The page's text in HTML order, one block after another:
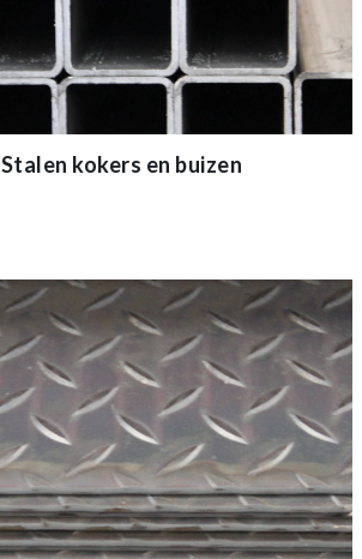
Stalen kokers en buizen